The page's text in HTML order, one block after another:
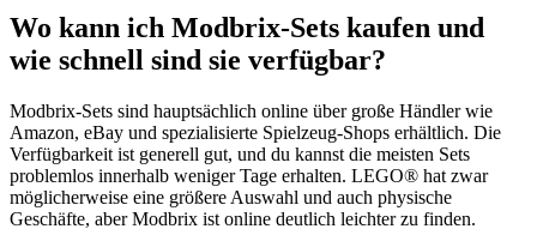
Wo kann ich Modbrix-Sets kaufen und
wie schnell sind sie verfügbar?
Modbrix-Sets sind hauptsächlich online über große Händler wie
Amazon, eBay und spezialisierte Spielzeug-Shops erhältlich. Die
Verfügbarkeit ist generell gut, und du kannst die meisten Sets
problemlos innerhalb weniger Tage erhalten. LEGO® hat zwar
möglicherweise eine größere Auswahl und auch physische
Geschäfte, aber Modbrix ist online deutlich leichter zu finden.